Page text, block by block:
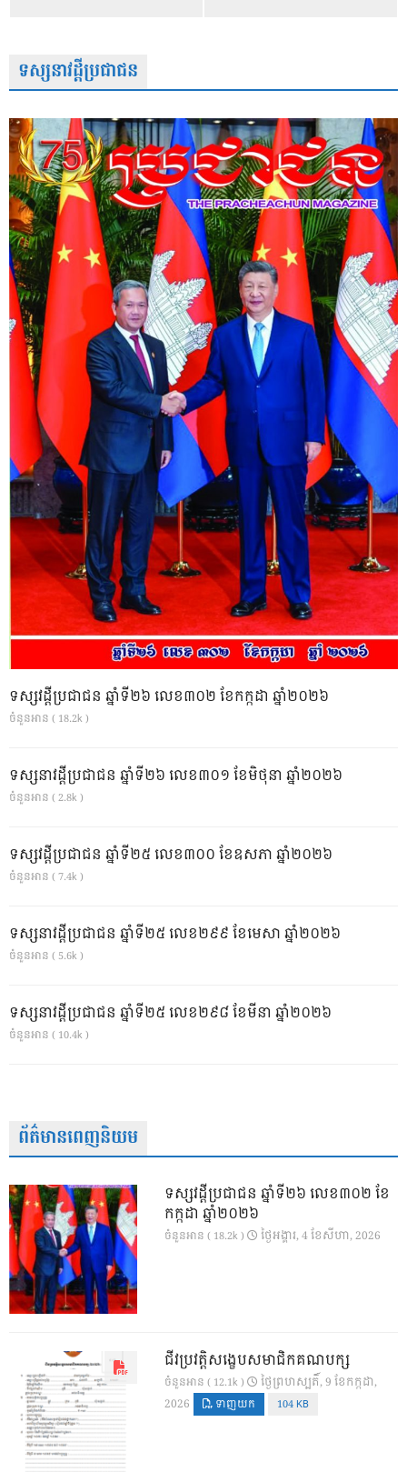
ទស្សនាវដ្តីប្រជាជន
ទស្សវដ្តីប្រជាជន ឆ្នាំទី២៦ លេខ៣០២ ខែកក្កដា ឆ្នាំ២០២៦
ចំនួនអាន ( 18.2k )
ទស្សនាវដ្ដីប្រជាជន ឆ្នាំទី២៦ លេខ៣០១ ខែមិថុនា ឆ្នាំ២០២៦
ចំនួនអាន ( 2.8k )
ទស្សវដ្តីប្រជាជន ឆ្នាំទី២៥ លេខ៣០០ ខែឧសភា ឆ្នាំ២០២៦
ចំនួនអាន ( 7.4k )
ទស្សនាវដ្ដីប្រជាជន ឆ្នាំទី២៥ លេខ២៩៩ ខែមេសា ឆ្នាំ២០២៦
ចំនួនអាន ( 5.6k )
ទស្សនាវដ្ដីប្រជាជន ឆ្នាំទី២៥ លេខ២៩៨ ខែមីនា ឆ្នាំ២០២៦
ចំនួនអាន ( 10.4k )
ព័ត៌មានពេញនិយម
ទស្សវដ្តីប្រជាជន ឆ្នាំទី២៦ លេខ៣០២ ខែ
កក្កដា ឆ្នាំ២០២៦
ចំនួនអាន ( 18.2k ) ថ្ងៃ​អង្គារ, 4 ខែ​សីហា, 2026
ជីវប្រវត្តិសង្ខេបសមាជិកគណបក្ស
ចំនួនអាន ( 12.1k )
ថ្ងៃ​ព្រហស្បតិ៍, 9 ខែ​កក្កដា,
2026
ទាញយក 104 KB